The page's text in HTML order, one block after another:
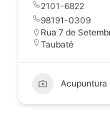
2101-6822
98191-0309
Rua 7 de
Taubaté
Acupuntura